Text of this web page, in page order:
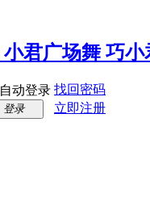
自动登录 找回密码
登录
立即注册